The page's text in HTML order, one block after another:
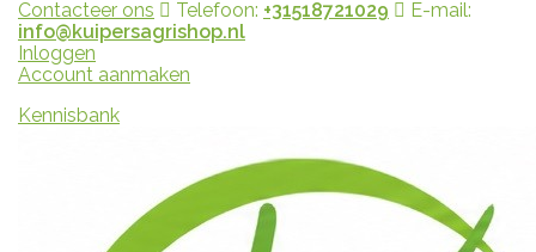
Contacteer ons Telefoon: +31518721029
E-mail:
info@kuipersagrishop.nl
Inloggen
Account aanmaken
Kennisbank